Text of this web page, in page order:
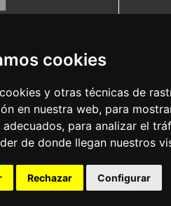
cookies
y otras técnicas de
en nuestra web, para
adecuados, para analizar el
de donde llegan nuestros
Rechazar Configurar